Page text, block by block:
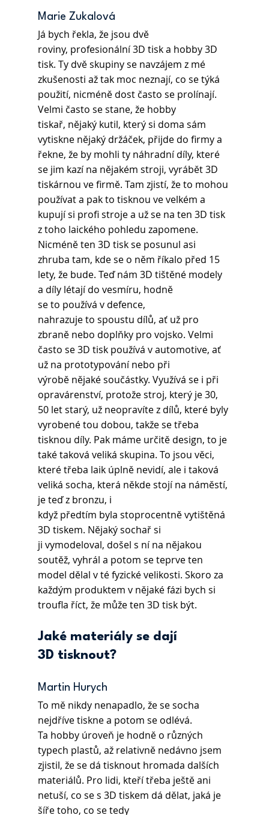
Marie Zukalová
Já bych řekla, že jsou dvě
roviny, profesionální 3D tisk a hobby 3D
tisk. Ty dvě skupiny se navzájem z mé
zkušenosti až tak moc neznají, co se týká
použití, nicméně dost často se prolínají.
Velmi často se stane, že hobby
tiskař, nějaký kutil, který si doma sám
vytiskne nějaký držáček, přijde do firmy a
řekne, že by mohli ty náhradní díly, které
se jim kazí na nějakém stroji, vyrábět 3D
tiskárnou ve firmě. Tam zjistí, že to mohou
používat a pak to tisknou ve velkém a
kupují si profi stroje a už se na ten 3D tisk
z toho laického pohledu zapomene.
Nicméně ten 3D tisk se posunul asi
zhruba tam, kde se o něm říkalo před 15
lety, že bude. Teď nám 3D tištěné modely
a díly létají do vesmíru, hodně
se to používá v defence,
nahrazuje to spoustu dílů, ať už pro
zbraně nebo doplňky pro vojsko. Velmi
často se 3D tisk používá v automotive, ať
už na prototypování nebo při
výrobě nějaké součástky. Využívá se i při
opravárenství, protože stroj, který je 30,
50 let starý, už neopravíte z dílů, které byly
vyrobené tou dobou, takže se třeba
tisknou díly. Pak máme určitě design, to je
také taková veliká skupina. To jsou věci,
které třeba laik úplně nevidí, ale i taková
veliká socha, která někde stojí na náměstí,
je teď z bronzu, i
když předtím byla stoprocentně vytištěná
3D tiskem. Nějaký sochař si
ji vymodeloval, došel s ní na nějakou
soutěž, vyhrál a potom se teprve ten
model dělal v té fyzické velikosti. Skoro za
každým produktem v nějaké fázi bych si
troufla říct, že může ten 3D tisk být.
Jaké materiály se dají
3D tisknout?
Martin Hurych
To mě nikdy nenapadlo, že se socha
nejdříve tiskne a potom se odlévá.
Ta hobby úroveň je hodně o různých
typech plastů, až relativně nedávno jsem
zjistil, že se dá tisknout hromada dalších
materiálů. Pro lidi, kteří třeba ještě ani
netuší, co se s 3D tiskem dá dělat, jaká je
šíře toho, co se tedy